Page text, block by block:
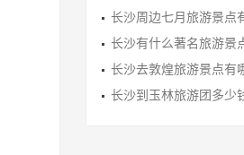
长沙周边七月旅游景点
长沙有什么著名旅游景
长沙去敦煌旅游景点有
长沙到玉林旅游团多少